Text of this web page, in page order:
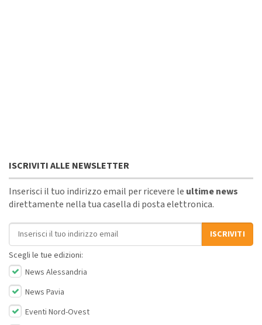
ISCRIVITI ALLE NEWSLETTER
Inserisci il tuo indirizzo email per ricevere le ultime news
direttamente nella tua casella di posta elettronica.
Indirizzo email
ISCRIVITI
Scegli le tue edizioni:
News Alessandria
News Pavia
Eventi Nord-Ovest